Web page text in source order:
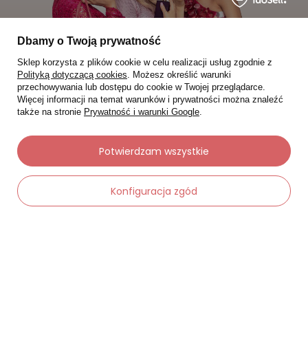
Status zamówienia
Śledzenie przesyłki
Chcę zareklamować produkt
Dbamy o Twoją prywatność
Sklep korzysta z plików cookie w celu realizacji usług zgodnie z
Polityką dotyczącą cookies. Możesz określić warunki
przechowywania lub dostępu do cookie w Twojej przeglądarce.
Więcej informacji na temat warunków i prywatności można znaleźć
także na stronie Prywatność i warunki Google.
Konfiguracja zgód
Potwierdzam wszystkie